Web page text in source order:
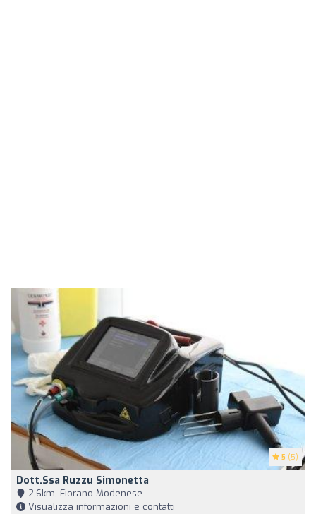
5 (5)
Dott.ssa Ruzzu Simonetta
2,6km, Fiorano Modenese
Visualizza informazioni e contatti